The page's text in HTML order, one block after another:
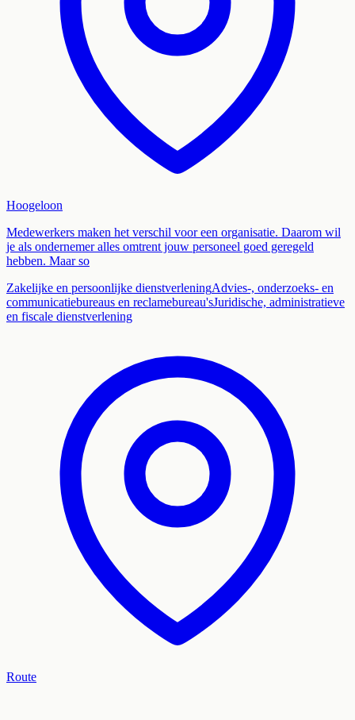
Hoogeloon
Medewerkers maken het verschil voor een organisatie. Daarom wil
je als ondernemer alles omtrent jouw personeel goed geregeld
hebben. Maar so
Zakelijke en persoonlijke dienstverleningAdvies-, onderzoeks- en
communicatiebureaus en reclamebureau'sJuridische, administratieve
en fiscale dienstverlening
Route